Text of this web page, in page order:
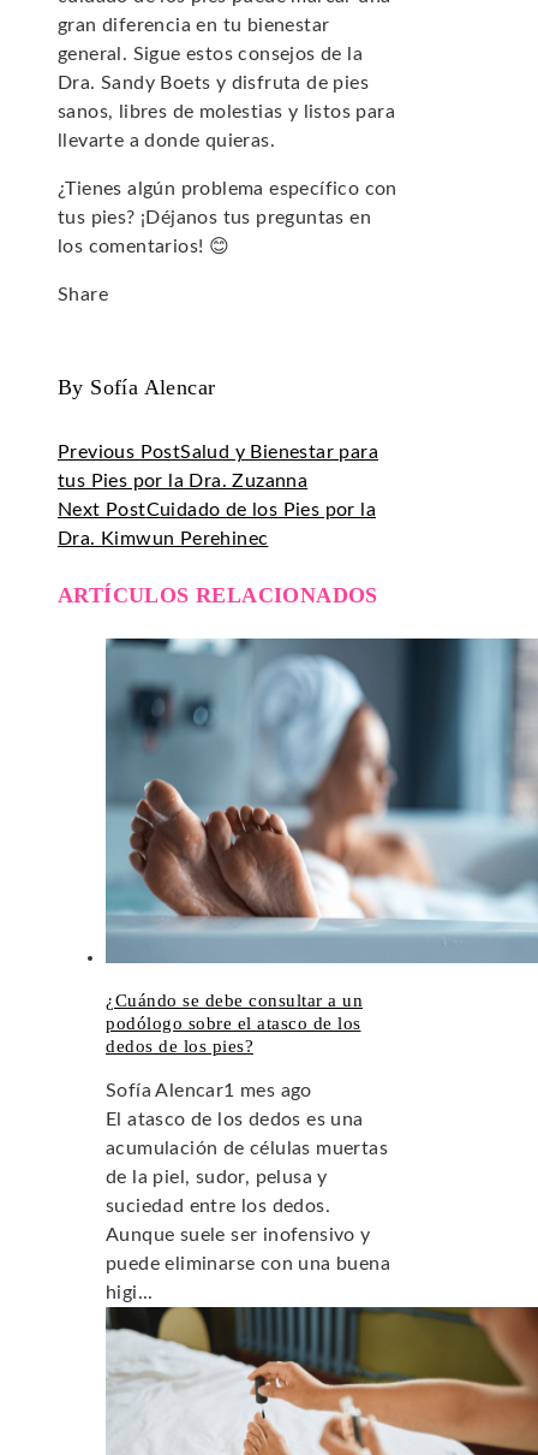
gran diferencia en tu bienestar
general. Sigue estos consejos de la
Dra. Sandy Boets y disfruta de pies
sanos, libres de molestias y listos para
llevarte a donde quieras.
¿Tienes algún problema específico con
tus pies? ¡Déjanos tus preguntas en
los comentarios! 😊
Share
By Sofía Alencar
Previous PostSalud y Bienestar para
tus Pies por la Dra. Zuzanna
Next PostCuidado de los Pies por la
Dra. Kimwun Perehinec
ARTÍCULOS RELACIONADOS
¿Cuándo se debe consultar a un
podólogo sobre el atasco de los
dedos de los pies?
Sofía Alencar1 mes ago
El atasco de los dedos es una
acumulación de células muertas
de la piel, sudor, pelusa y
suciedad entre los dedos.
Aunque suele ser inofensivo y
puede eliminarse con una buena
higi...